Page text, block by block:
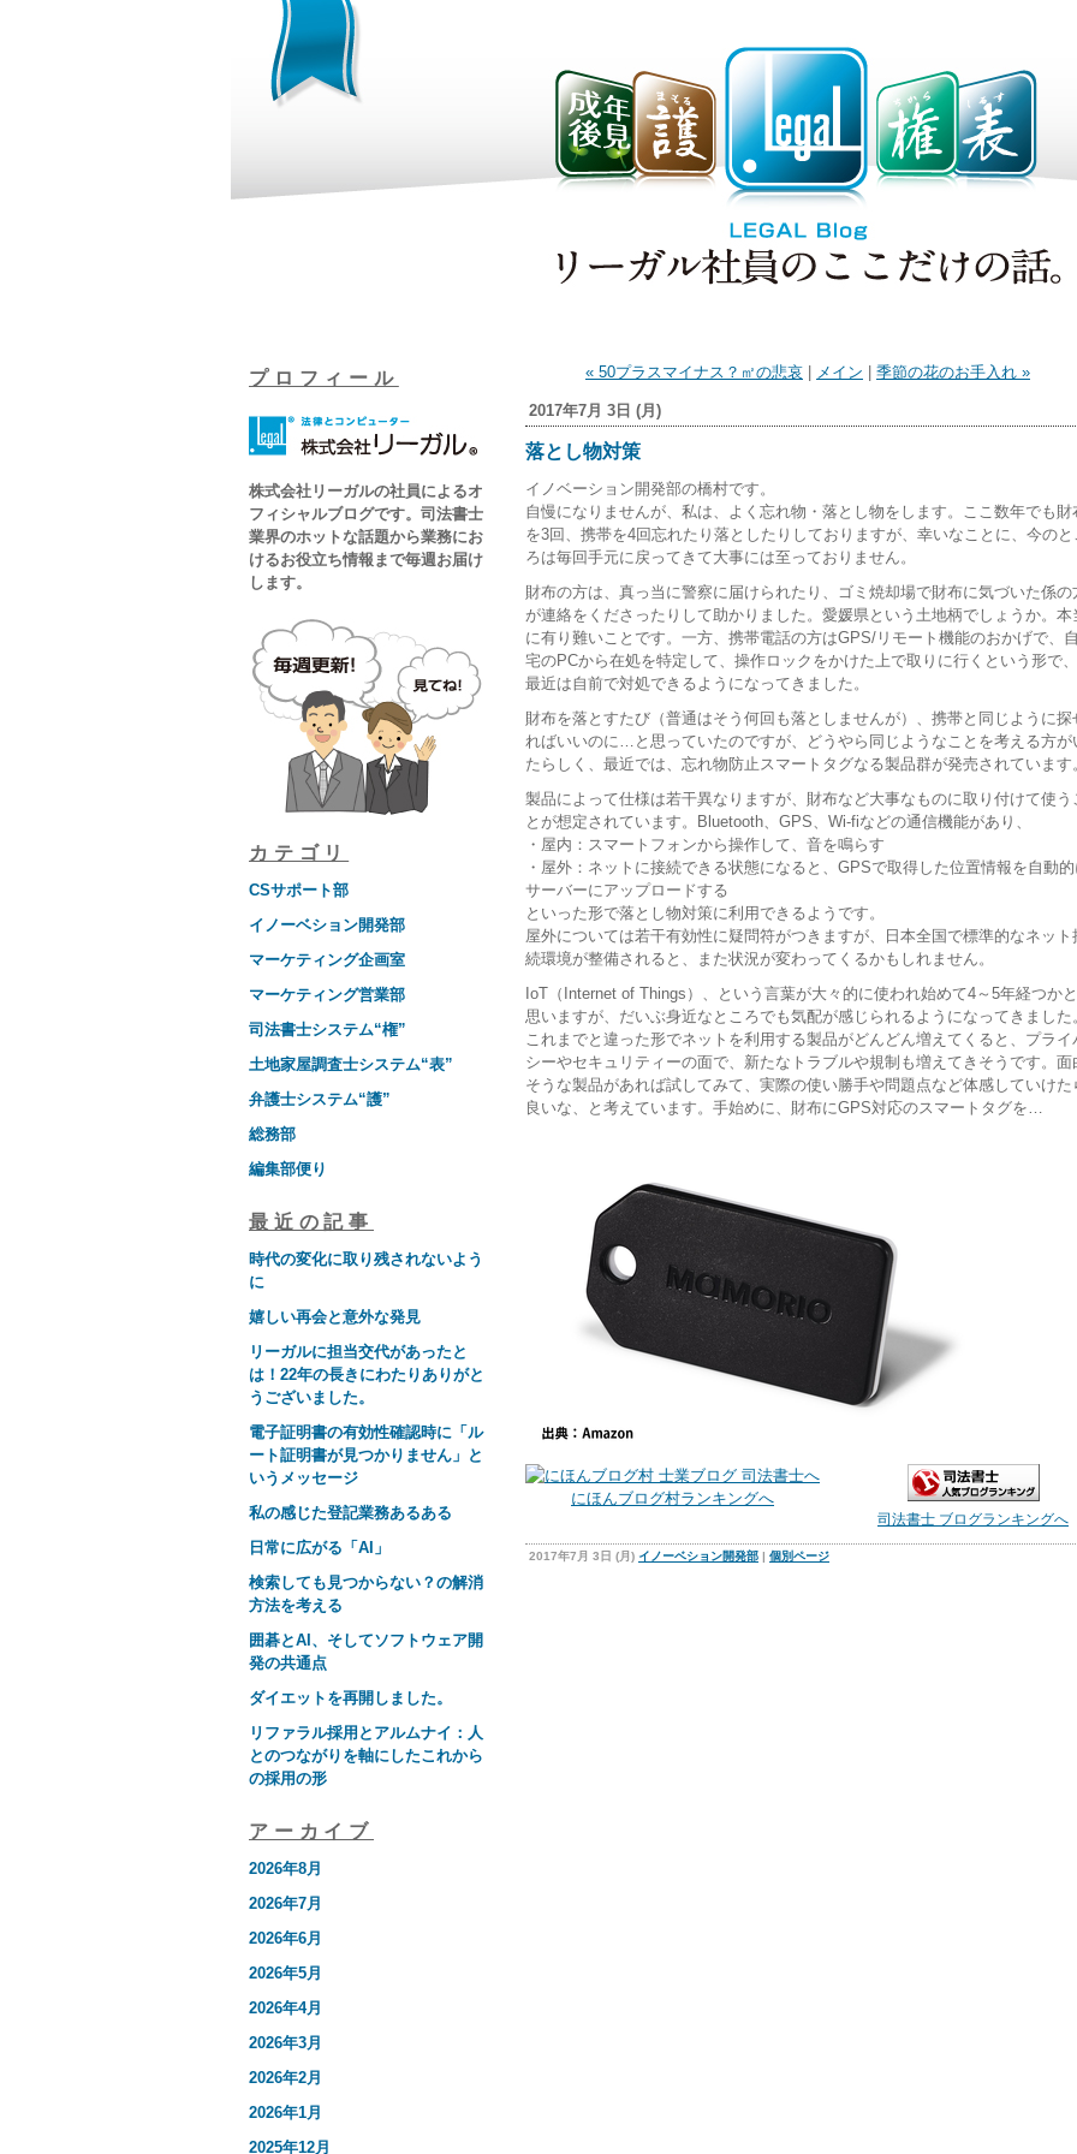
プロフィール
株式会社リーガルの社員によるオ
フィシャルブログです。司法書士
業界のホットな話題から業務にお
けるお役立ち情報まで毎週お届け
します。
カテゴリ
CSサポート部
イノーベション開発部
マーケティング企画室
マーケティング営業部
司法書士システム“権”
土地家屋調査士システム“表”
弁護士システム“護”
総務部
編集部便り
最近の記事
時代の変化に取り残されないよう
に
嬉しい再会と意外な発見
リーガルに担当交代があったと
は！22年の長きにわたりありがと
うございました。
電子証明書の有効性確認時に「ル
ート証明書が見つかりません」と
いうメッセージ
私の感じた登記業務あるある
日常に広がる「AI」
検索しても見つからない？の解消
方法を考える
囲碁とAI、そしてソフトウェア開
発の共通点
ダイエットを再開しました。
リファラル採用とアルムナイ：人
とのつながりを軸にしたこれから
の採用の形
アーカイブ
2026年8月
2026年7月
2026年6月
2026年5月
2026年4月
2026年3月
2026年2月
2026年1月
2025年12月
« 50プラスマイナス？㎡の悲哀 メイン 季節の花のお手入れ »
2017年7月 3日 (月)
落とし物対策
イノベーション開発部の橋村です。
自慢になりませんが、私は、よく忘れ物・落とし物をします。ここ数年でも財
を3回、携帯を4回忘れたり落としたりしておりますが、幸いなことに、今のと
ろは毎回手元に戻ってきて大事には至っておりません。
財布の方は、真っ当に警察に届けられたり、ゴミ焼却場で財布に気づいた係の
が連絡をくださったりして助かりました。愛媛県という土地柄でしょうか。本
に有り難いことです。一方、携帯電話の方はGPS/リモート機能のおかげで、
宅のPCから在処を特定して、操作ロックをかけた上で取りに行くという形で、
最近は自前で対処できるようになってきました。
財布を落とすたび（普通はそう何回も落としませんが）、携帯と同じように探
ればいいのに…と思っていたのですが、どうやら同じようなことを考える方が
たらしく、最近では、忘れ物防止スマートタグなる製品群が発売されています
製品によって仕様は若干異なりますが、財布など大事なものに取り付けて使う
とが想定されています。Bluetooth、GPS、Wi-fiなどの通信機能があり、
・屋内：スマートフォンから操作して、音を鳴らす
・屋外：ネットに接続できる状態になると、GPSで取得した位置情報を自動
サーバーにアップロードする
といった形で落とし物対策に利用できるようです。
屋外については若干有効性に疑問符がつきますが、日本全国で標準的なネット
続環境が整備されると、また状況が変わってくるかもしれません。
IoT（Internet of Things）、という言葉が大々的に使われ始めて4～5年経つかと
思いますが、だいぶ身近なところでも気配が感じられるようになってきました
これまでと違った形でネットを利用する製品がどんどん増えてくると、プライ
シーやセキュリティーの面で、新たなトラブルや規制も増えてきそうです。面
そうな製品があれば試してみて、実際の使い勝手や問題点など体感していけた
良いな、と考えています。手始めに、財布にGPS対応のスマートタグを…
にほんブログ村ランキングへ
司法書士 ブログランキングへ
2017年7月 3日 (月) イノーベション開発部 | 個別ページ